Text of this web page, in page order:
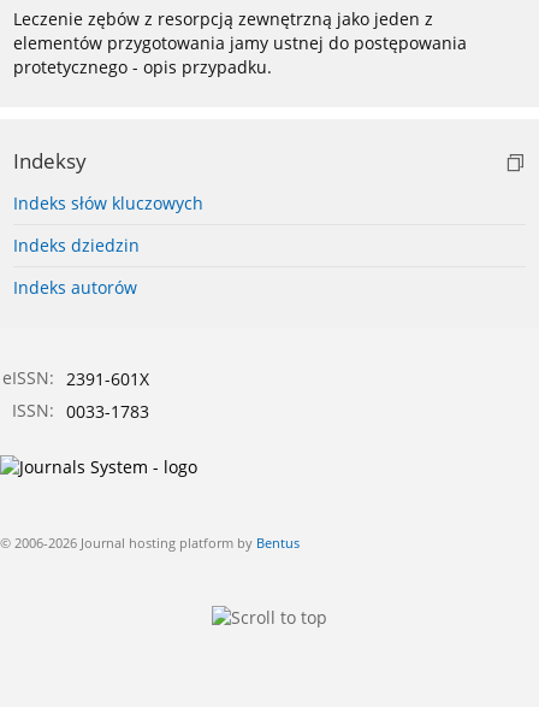
Leczenie zębów z resorpcją zewnętrzną jako jeden z
elementów przygotowania jamy ustnej do postępowania
protetycznego - opis przypadku.
Indeksy
Indeks słów kluczowych
Indeks dziedzin
Indeks autorów
eISSN: 2391-601X
ISSN: 0033-1783
© 2006-2026 Journal hosting platform by Bentus